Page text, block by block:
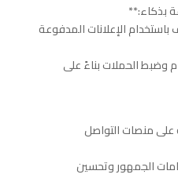
الإعلانات المدفوعة
وضبط الحملات بناءً على
على منصات التواصل
الجمهور وتحسين